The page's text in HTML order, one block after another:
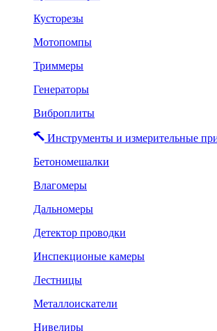
Кусторезы
Мотопомпы
Триммеры
Генераторы
Виброплиты
Инструменты и измерительные
Бетономешалки
Влагомеры
Дальномеры
Детектор проводки
Инспекционые камеры
Лестницы
Металлоискатели
Нивелиры